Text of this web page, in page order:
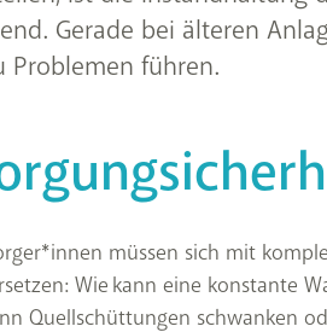
Gerade bei älteren
Problemen führen.
müssen sich mit
Wie kann eine konstante
Quellschüttungen schwanken